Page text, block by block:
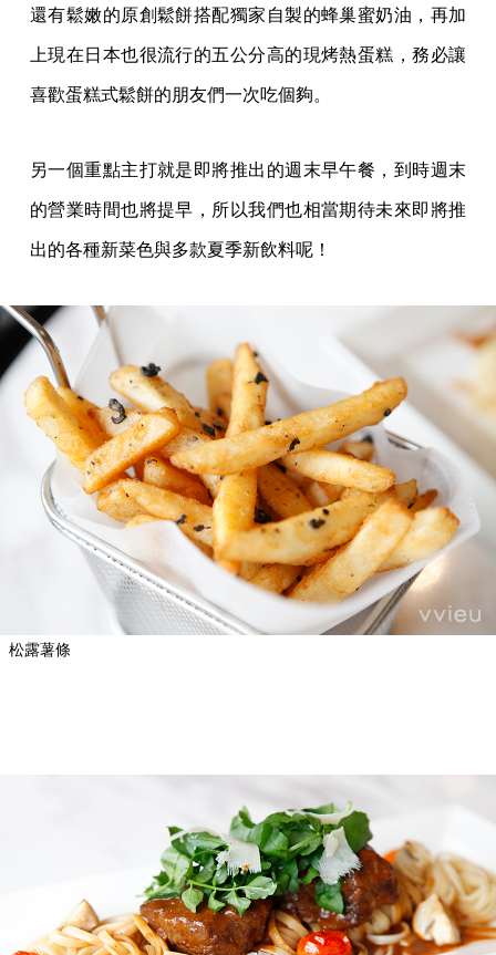
還有鬆嫩的原創鬆餅搭配獨家自製的蜂巢蜜奶油，再加
上現在日本也很流行的五公分高的現烤熱蛋糕，務必讓
喜歡蛋糕式鬆餅的朋友們一次吃個夠。
另一個重點主打就是即將推出的週末早午餐，到時週末
的營業時間也將提早，所以我們也相當期待未來即將推
出的各種新菜色與多款夏季新飲料呢！
松露薯條